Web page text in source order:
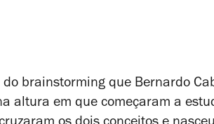
brainstorming que Bernardo
altura em que começaram a